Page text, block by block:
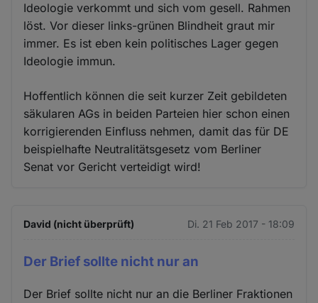
Ideologie verkommt und sich vom gesell. Rahmen
löst. Vor dieser links-grünen Blindheit graut mir
immer. Es ist eben kein politisches Lager gegen
Ideologie immun.
Hoffentlich können die seit kurzer Zeit gebildeten
säkularen AGs in beiden Parteien hier schon einen
korrigierenden Einfluss nehmen, damit das für DE
beispielhafte Neutralitätsgesetz vom Berliner
Senat vor Gericht verteidigt wird!
David (nicht überprüft) Di. 21 Feb 2017 - 18:09
Der Brief sollte nicht nur an
Der Brief sollte nicht nur an die Berliner Fraktionen